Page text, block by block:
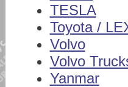
TESLA
Toyota /
Volvo
Volvo
Yanmar